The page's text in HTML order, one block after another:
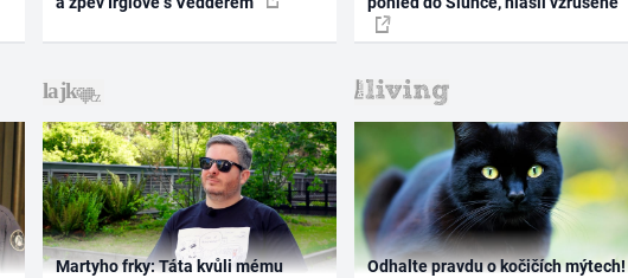
Martyho frky: Táta kvůli mému
Odhalte pravdu o kočičích mýtech!